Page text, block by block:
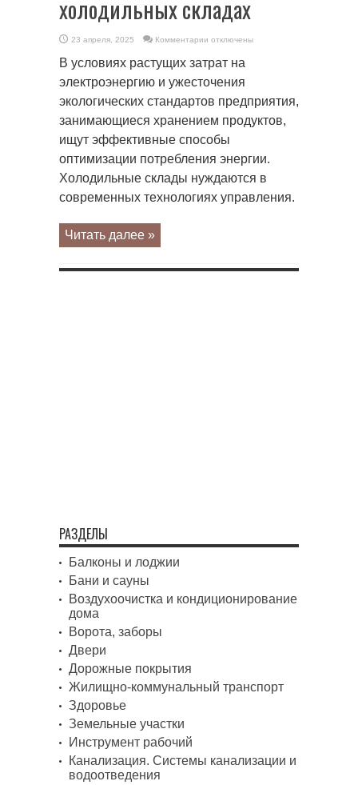
холодильных складах
23 апреля, 2025 Комментарии
частотные
используются
холодильных
складах
отключены
В условиях растущих затрат на
электроэнергию и ужесточения
экологических стандартов предприятия,
занимающиеся хранением продуктов,
ищут эффективные способы
оптимизации потребления энергии.
Холодильные склады нуждаются в
современных технологиях управления.
Читать далее »
РАЗДЕЛЫ
Балконы и лоджии
Бани и сауны
Воздухоочистка и кондиционирование
дома
Ворота, заборы
Двери
Дорожные покрытия
Жилищно-коммунальный транспорт
Здоровье
Земельные участки
Инструмент рабочий
Канализация. Системы канализации и
водоотведения